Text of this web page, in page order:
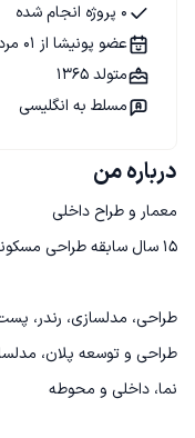
درباره من
0 پروژه انجام شده
عضو پونیشا از 01 مرداد 1396
متولد 1365
مسلط به انگلیسی